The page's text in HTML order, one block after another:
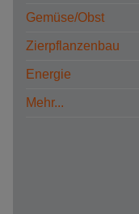
Gemüse/Obst
Zierpflanzenbau
Energie
Mehr...